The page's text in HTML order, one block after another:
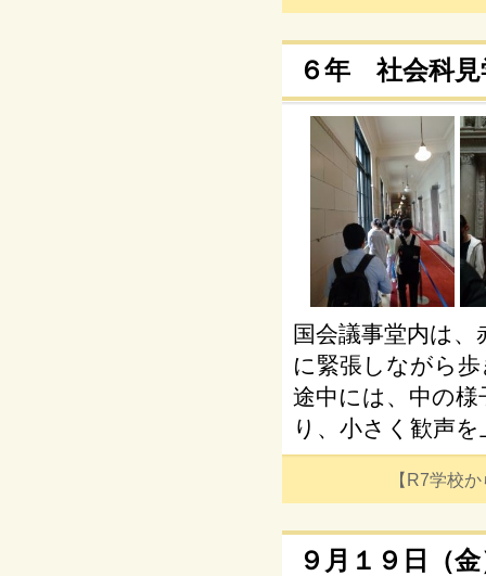
６年 社会科見
国会議事堂内は
に緊張しながら
途中には、中の
り、小さく歓声
【R7学校
９月１９日（